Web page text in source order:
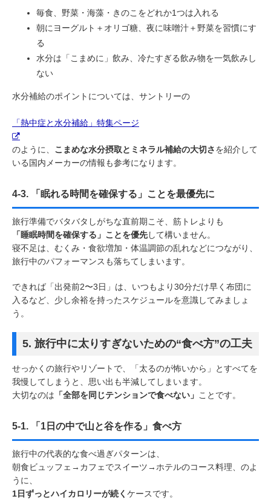
毎食、野菜・海藻・きのこをどれか1つは入れる
朝にヨーグルト＋オリゴ糖、夜に味噌汁＋野菜を習慣にす
る
水分は「こまめに」飲み、冷たすぎる飲み物を一気飲みし
ない
水分補給のポイントについては、サントリーの
「熱中症と水分補給」特集ページ
のように、 こまめな水分摂取とミネラル補給の大切さを紹介して
いる国内メーカーの情報も参考になります。
4-3. 「眠れる時間を確保する」ことを最優先に
旅行準備でバタバタしがちな直前期こそ、筋トレよりも
「睡眠時間を確保する」ことを優先して構いません。
寝不足は、むくみ・食欲増加・体温調節の乱れなどにつながり、
旅行中のパフォーマンスも落ちてしまいます。
できれば「出発前2〜3日」は、いつもより30分だけ早く布団に
入るなど、少し余裕を持ったスケジュールを意識してみましょ
う。
5. 旅行中に太りすぎないための“食べ方”の工夫
せっかくの旅行やリゾートで、「太るのが怖いから」とすべてを
我慢してしまうと、思い出も半減してしまいます。
大切なのは 「全部を同じテンションで食べない」 ことです。
5-1. 「1日の中で山と谷を作る」食べ方
旅行中の代表的な食べ過ぎパターンは、
朝食ビュッフェ→カフェでスイーツ→ホテルのコース料理、のよ
うに、
1日ずっとハイカロリーが続く ケースです。